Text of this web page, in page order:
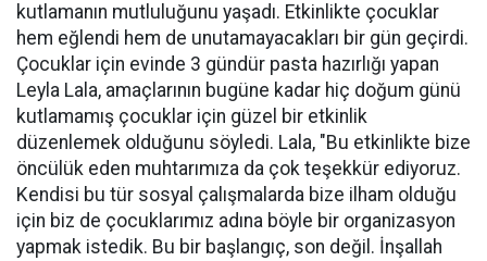
kutlamanın mutluluğunu yaşadı. Etkinlikte çocuklar
hem eğlendi hem de unutamayacakları bir gün geçirdi.
Çocuklar için evinde 3 gündür pasta hazırlığı yapan
Leyla Lala, amaçlarının bugüne kadar hiç doğum günü
kutlamamış çocuklar için güzel bir etkinlik
düzenlemek olduğunu söyledi. Lala, "Bu etkinlikte bize
öncülük eden muhtarımıza da çok teşekkür ediyoruz.
Kendisi bu tür sosyal çalışmalarda bize ilham olduğu
için biz de çocuklarımız adına böyle bir organizasyon
yapmak istedik. Bu bir başlangıç, son değil. İnşallah